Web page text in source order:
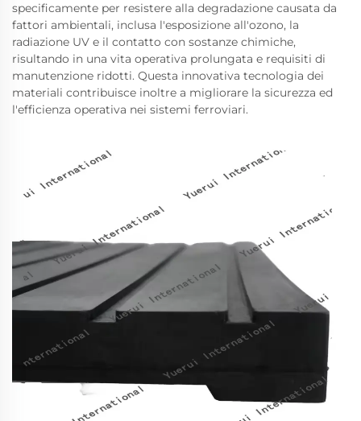
specificamente per resistere alla degradazione causata da
fattori ambientali, inclusa l'esposizione all'ozono, la
radiazione UV e il contatto con sostanze chimiche,
risultando in una vita operativa prolungata e requisiti di
manutenzione ridotti. Questa innovativa tecnologia dei
materiali contribuisce inoltre a migliorare la sicurezza ed
l'efficienza operativa nei sistemi ferroviari.